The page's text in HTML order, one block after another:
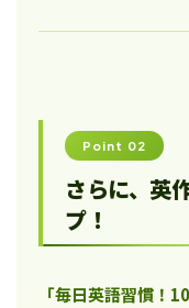
Point 02
さらに、英
プ！
「毎日英語習慣！